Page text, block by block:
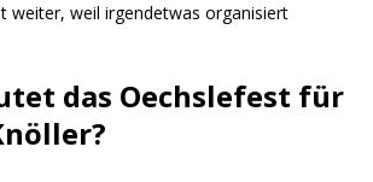
weiter, weil irgendetwas organisiert
das Oechslefest für